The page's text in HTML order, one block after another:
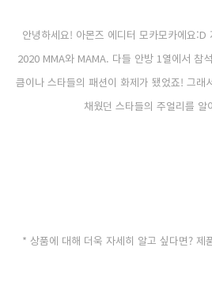
안녕하세요! 아몬즈 에디터 모카모카에요:D
2020 MMA와 MAMA. 다들 안방 1열에서 참
큼이나 스타들의 패션이 화제가 됐었죠! 그래
채웠던 스타들의 주얼리를 알
* 상품에 대해 더욱 자세히 알고 싶다면? 제